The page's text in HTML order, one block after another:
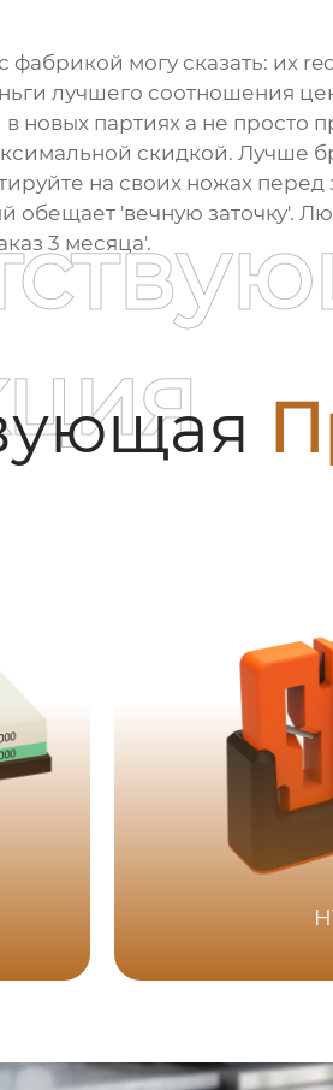
фабрикой могу сказать: их
лучшего соотношения
новых партиях а не просто
скидкой. Лучше
на своих ножах
обещает 'вечную заточку'.
3 месяца'.